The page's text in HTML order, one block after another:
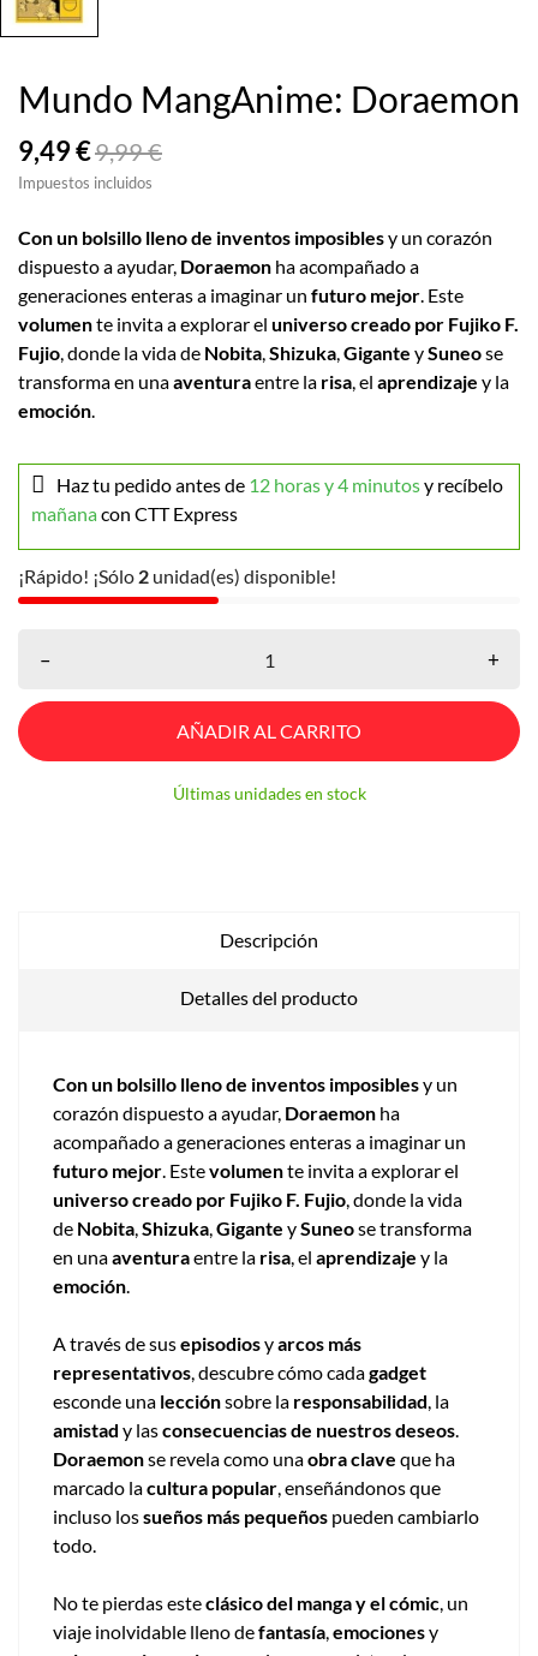
Mundo MangAnime: Doraemon
9,49 €9,99 €
Impuestos incluidos
Con un bolsillo lleno de inventos imposiblesy un corazón
dispuesto a ayudar, Doraemon ha acompañado a
generaciones enteras a imaginar un futuro mejor. Este
volumente invita a explorar el universo creado por Fujiko F.
Fujio, donde la vida de Nobita,Shizuka,Gigante ySuneose
transforma en unaaventuraentre la risa, el aprendizaje y la
emoción.
Haz tu pedido antes de 12 horas y 4 minutosy recíbelo
mañanacon CTT Express
¡Rápido! ¡Sólo 2 unidad(es) disponible!
– +
AÑADIR AL CARRITO
Últimas unidades en stock
Descripción
Detalles del producto
Con un bolsillo lleno de inventos imposiblesy un
corazón dispuesto a ayudar, Doraemon ha
acompañado a generaciones enteras a imaginar un
futuro mejor. Estevolumente invita a explorar el
universo creado por Fujiko F. Fujio, donde la vida
de Nobita,Shizuka,Gigante ySuneose transforma
en unaaventuraentre la risa, el aprendizaje y la
emoción.
A través de susepisodiosyarcos más
representativos, descubre cómo cadagadget
esconde una lecciónsobre la responsabilidad, la
amistad y lasconsecuencias de nuestros deseos.
Doraemonse revela como unaobra clave que ha
marcado lacultura popular, enseñándonos que
incluso lossueños más pequeños pueden cambiarlo
todo.
No te pierdas esteclásico del manga y el cómic, un
viaje inolvidable lleno defantasía,emocionesy